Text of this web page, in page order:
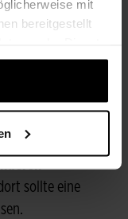
mit
bereitgestellt
sollte eine